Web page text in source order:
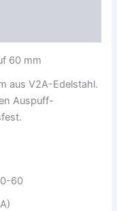
60 mm
aus V2A-Edelstahl.
Auspuff-
60